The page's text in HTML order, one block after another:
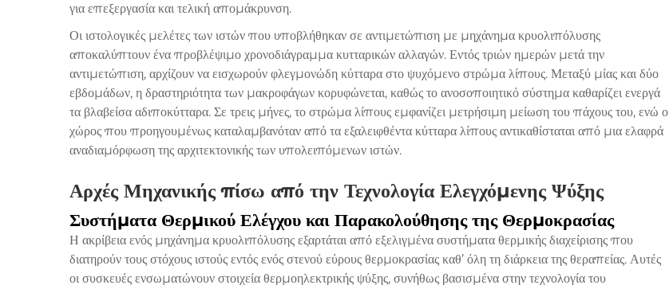
για επεξεργασία και τελική απομάκρυνση.
Οι ιστολογικές μελέτες των ιστών που υποβλήθηκαν σε αντιμετώπιση με μηχάνημα κρυολιπόλυσης
αποκαλύπτουν ένα προβλέψιμο χρονοδιάγραμμα κυτταρικών αλλαγών. Εντός τριών ημερών μετά την
αντιμετώπιση, αρχίζουν να εισχωρούν φλεγμονώδη κύτταρα στο ψυχόμενο στρώμα λίπους. Μεταξύ μίας και δύο
εβδομάδων, η δραστηριότητα των μακροφάγων κορυφώνεται, καθώς το ανοσοποιητικό σύστημα καθαρίζει ενεργά
τα βλαβείσα αδιποκύτταρα. Σε τρεις μήνες, το στρώμα λίπους εμφανίζει μετρήσιμη μείωση του πάχους του, ενώ ο
χώρος που προηγουμένως καταλαμβανόταν από τα εξαλειφθέντα κύτταρα λίπους αντικαθίσταται από μια ελαφρά
αναδιαμόρφωση της αρχιτεκτονικής των υπολειπόμενων ιστών.
Αρχές Μηχανικής πίσω από την Τεχνολογία Ελεγχόμενης Ψύξης
Συστήματα Θερμικού Ελέγχου και Παρακολούθησης της Θερμοκρασίας
Η ακρίβεια ενός μηχάνημα κρυολιπόλυσης εξαρτάται από εξελιγμένα συστήματα θερμικής διαχείρισης που
διατηρούν τους στόχους ιστούς εντός ενός στενού εύρους θερμοκρασίας καθ’ όλη τη διάρκεια της θεραπείας. Αυτές
οι συσκευές ενσωματώνουν στοιχεία θερμοηλεκτρικής ψύξης, συνήθως βασισμένα στην τεχνολογία του